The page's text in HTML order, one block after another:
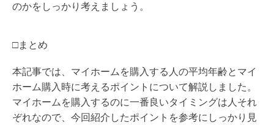
のかをしっかり考えましょう。
□まとめ
本記事では、マイホームを購入する人の平均年齢とマイ
ホーム購入時に考えるポイントについて解説しました。
マイホームを購入するのに一番良いタイミングは人それ
ぞれなので、今回紹介したポイントを参考にしっかり見